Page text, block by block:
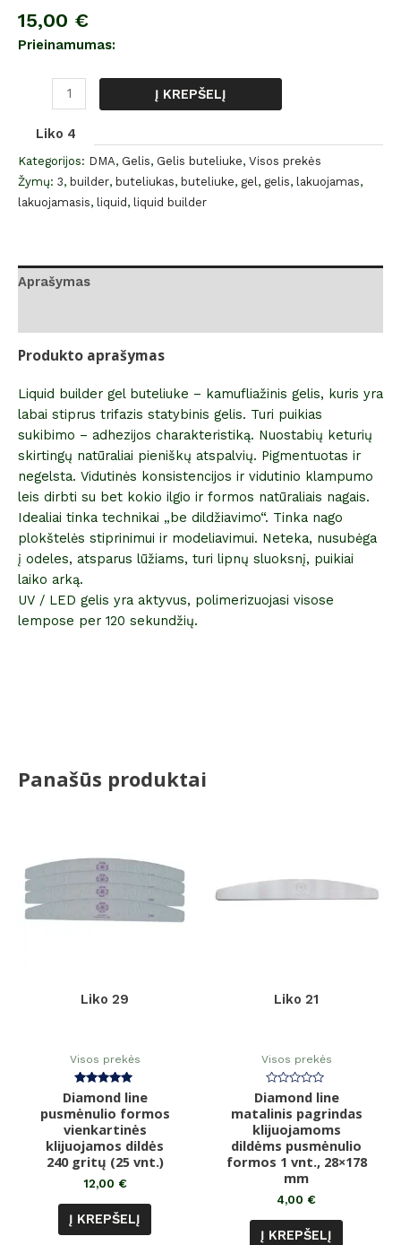
15,00 €
Prieinamumas:
Į KREPŠELĮ
Liko 4
Kategorijos: DMA, Gelis, Gelis buteliuke, Visos prekės
Žymų: 3, builder, buteliukas, buteliuke, gel, gelis, lakuojamas,
lakuojamasis, liquid , liquid builder
Aprašymas
Produkto aprašymas
Liquid builder gel buteliuke – kamufliažinis gelis, kuris yra
labai stiprus trifazis statybinis gelis. Turi puikias
sukibimo – adhezijos charakteristiką. Nuostabių keturių
skirtingų natūraliai pieniškų atspalvių. Pigmentuotas ir
negelsta. Vidutinės konsistencijos ir vidutinio klampumo
leis dirbti su bet kokio ilgio ir formos natūraliais nagais.
Idealiai tinka technikai „be dildžiavimo“. Tinka nago
plokštelės stiprinimui ir modeliavimui. Neteka, nusubėga
į odeles, atsparus lūžiams, turi lipnų sluoksnį, puikiai
laiko arką.
UV / LED gelis yra aktyvus, polimerizuojasi visose
lempose per 120 sekundžių.
Panašūs produktai
Liko 29
Visos prekės
Įvertinimas:
5.00
iš 5
Diamond line
pusmėnulio formos
vienkartinės
klijuojamos dildės
240 gritų (25 vnt.)
12,00 €
Į KREPŠELĮ
Liko 21
Visos prekės
Įvertinimas:
0
iš
5
Diamond line
matalinis pagrindas
klijuojamoms
dildėms pusmėnulio
formos 1 vnt., 28×178
mm
4,00 €
Į KREPŠELĮ